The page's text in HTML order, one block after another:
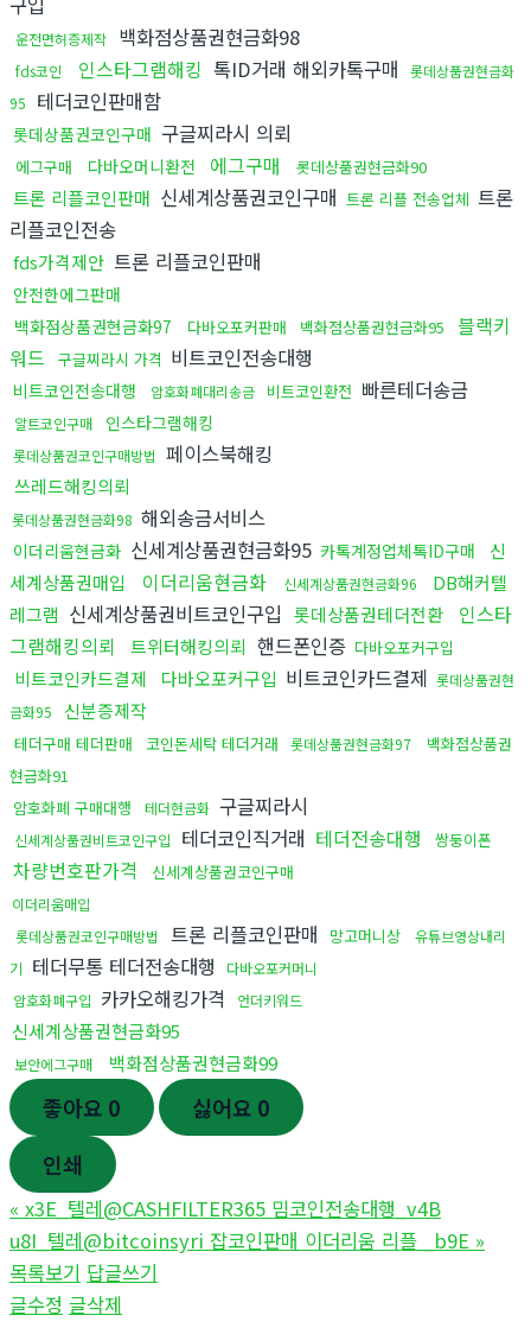
운전면허증제작 백화점상품권현금화98
fds코인 인스타그램해킹 톡ID거래 해외카톡구매
롯데상품권현금화
95
테더코인판매함
롯데상품권코인구매 구글찌라시 의뢰
에그구매 다바오머니환전 에그구매 롯데상품권현금화90
트론 리플코인판매 신세계상품권코인구매 트론 리플 전송업체 트론
리플코인전송
fds가격제안 트론 리플코인판매
안전한에그판매
백화점상품권현금화97
다바오포커판매 백화점상품권현금화95
블랙키
워드
구글찌라시 가격 비트코인전송대행
비트코인전송대행 암호화폐대리송금 비트코인환전 빠른테더송금
알트코인구매 인스타그램해킹
롯데상품권코인구매방법 페이스북해킹
쓰레드해킹의뢰
롯데상품권현금화98 해외송금서비스
이더리움현금화 신세계상품권현금화95 카톡계정업체톡ID구매
신
세계상품권매입
이더리움현금화 신세계상품권현금화96
DB해커텔
레그램 신세계상품권비트코인구입 롯데상품권테더전환
인스타
그램해킹의뢰
트위터해킹의뢰 핸드폰인증 다바오포커구입
비트코인카드결제 다바오포커구입 비트코인카드결제 롯데상품권현
금화95
신분증제작
테더구매 테더판매 코인돈세탁 테더거래 롯데상품권현금화97
백화점상품권
현금화91
암호화폐 구매대행
테더현금화 구글찌라시
신세계상품권비트코인구입 테더코인직거래 테더전송대행 쌍둥이폰
차량번호판가격 신세계상품권코인구매
이더리움매입
롯데상품권코인구매방법
트론 리플코인판매 망고머니상
유튜브영상내리
기 테더무통 테더전송대행
다바오포커머니
암호화폐구입 카카오해킹가격 언더키워드
신세계상품권현금화95
보안에그구매 백화점상품권현금화99
좋아요 0 싫어요 0
인쇄
« x3E_텔레@CASHFILTER365 밈코인전송대행_v4B
u8I_텔레@bitcoinsyri 잡코인판매 이더리움 리플 _b9E »
목록보기 답글쓰기
글수정 글삭제